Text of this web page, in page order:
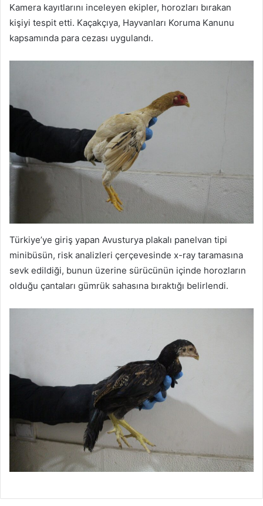
Kamera kayıtlarını inceleyen ekipler, horozları bırakan
kişiyi tespit etti. Kaçakçıya, Hayvanları Koruma Kanunu
kapsamında para cezası uygulandı.
Türkiye’ye giriş yapan Avusturya plakalı panelvan tipi
minibüsün, risk analizleri çerçevesinde x-ray taramasına
sevk edildiği, bunun üzerine sürücünün içinde horozların
olduğu çantaları gümrük sahasına bıraktığı belirlendi.